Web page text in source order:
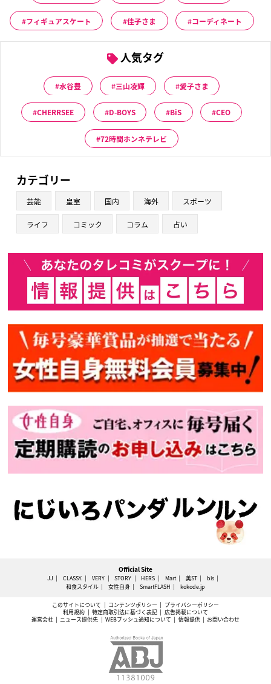
フィギュアスケート 佳子さま コーディネート
人気タグ
水谷豊 三山凌輝 愛子さま
CHERRSEE D-BOYS BiS CEO
72時間ホンネテレビ
カテゴリー
芸能 皇室 国内 海外 スポーツ
ライフ コミック コラム 占い
Official Site
JJ CLASSY. VERY STORY HERS Mart 美ST
bis
和食スタイル
女性自身 SmartFLASH kokode.jp
このサイトについて コンテンツポリシー
プライバシーポリシー
利用規約
特定商取引法に基づく表記
広告掲載について
運営会社
ニュース提供先 WEBプッシュ通知について 情報提供 お問い合わせ